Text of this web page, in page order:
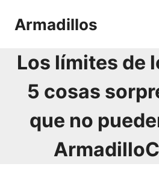
Armadillos
Los límites de
5 cosas
que no